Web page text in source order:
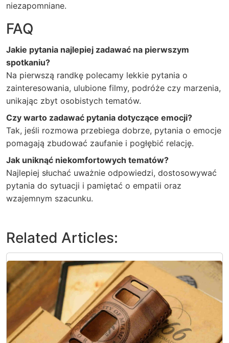
niezapomniane.
FAQ
Jakie pytania najlepiej zadawać na pierwszym
spotkaniu?
Na pierwszą randkę polecamy lekkie pytania o
zainteresowania, ulubione filmy, podróże czy marzenia,
unikając zbyt osobistych tematów.
Czy warto zadawać pytania dotyczące emocji?
Tak, jeśli rozmowa przebiega dobrze, pytania o emocje
pomagają zbudować zaufanie i pogłębić relację.
Jak uniknąć niekomfortowych tematów?
Najlepiej słuchać uważnie odpowiedzi, dostosowywać
pytania do sytuacji i pamiętać o empatii oraz
wzajemnym szacunku.
Related Articles: